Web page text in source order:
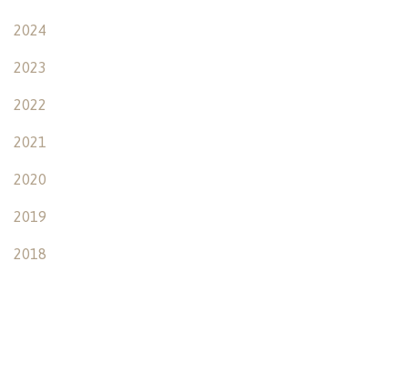
2024
2023
2022
2021
2020
2019
2018